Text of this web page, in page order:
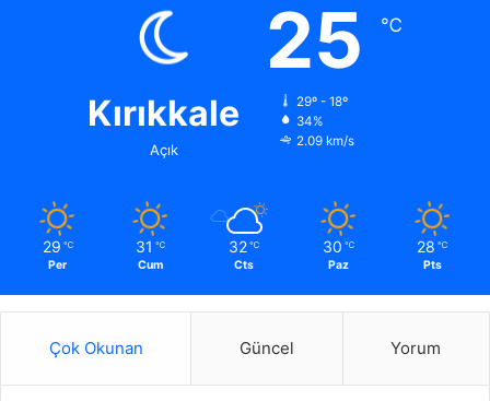
Kırıkkale
Açık
25 ℃
29º - 18º
34%
2.09 km/s
29 ℃
Per
31 ℃
Cum
32 ℃
Cts
30 ℃
Paz
28 ℃
Pts
Çok Okunan Güncel Yorum